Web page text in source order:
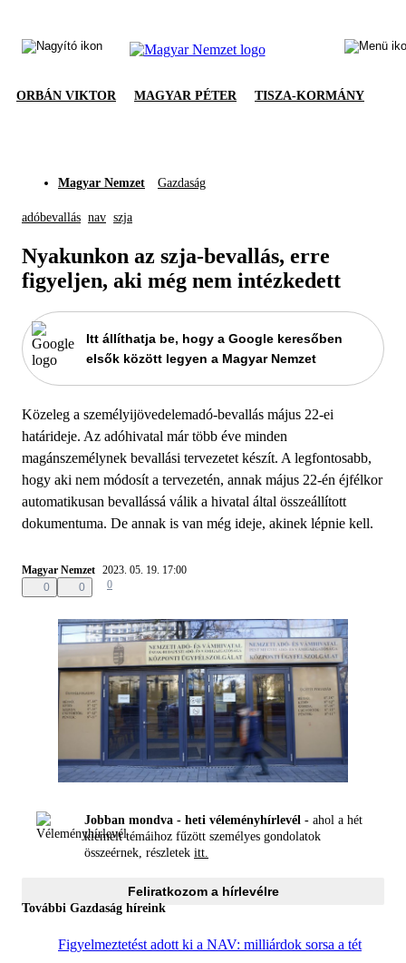
ORBÁN VIKTOR MAGYAR PÉTER TISZA-KORMÁNY
Magyar Nemzet Gazdaság
adóbevallás nav szja
Nyakunkon az szja-bevallás, erre
figyeljen, aki még nem intézkedett
Itt állíthatja be, hogy a Google keresőben
elsők között legyen a Magyar Nemzet
Közeleg a személyijövedelemadó-bevallás május 22-ei
határideje. Az adóhivatal már több éve minden
magánszemélynek bevallási tervezetet készít. A legfontosabb,
hogy aki nem módosít a tervezetén, annak május 22-én éjfélkor
automatikusan bevallássá válik a hivatal által összeállított
dokumentuma. De annak is van még ideje, akinek lépnie kell.
Magyar Nemzet 2023. 05. 19. 17:00
0
0 0
Jobban mondva - heti véleményhírlevél - ahol a hét
kiemelt témáihoz fűzött személyes gondolatok
összeérnek, részletek itt.
Feliratkozom a hírlevélre
További Gazdaság híreink
Figyelmeztetést adott ki a NAV: milliárdok sorsa a tét